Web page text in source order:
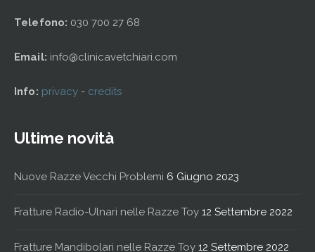
Telefono: 030 700 27 68
Email: info@clinicavetchiari.com
Info: privacy - credits
Ultime novità
Nuove Razze Vecchi Problemi 6 Giugno 2023
Fratture Radio-Ulnari nelle Razze Toy 12 Settembre 2022
Fratture Mandibolari nelle Razze Toy 12 Settembre 2022